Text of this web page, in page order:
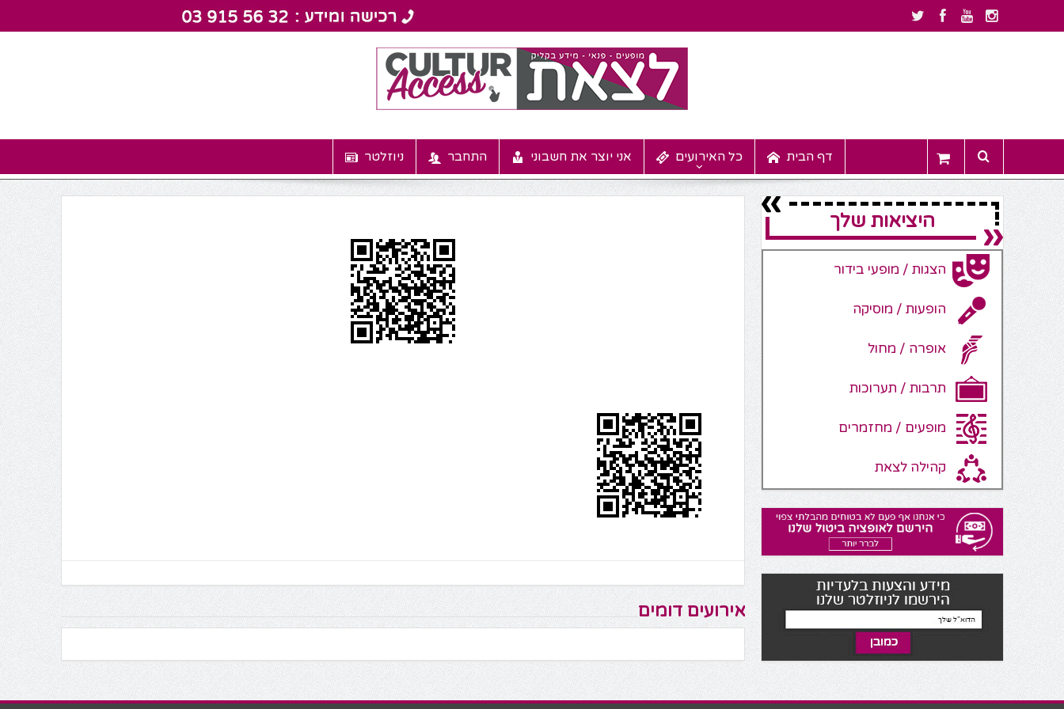
ניוזלטר התחבר אני יוצר את חשבוני כל האירועים דף הבית
אירועים דומים
היציאות שלך
הצגות / מופעי בידור
הופעות / מוסיקה
אופרה / מחול
תרבות / תערוכות
מופעים / מחזמרים
קהילה לצאת